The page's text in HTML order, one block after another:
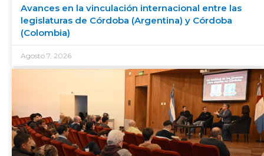
Avances en la vinculación internacional entre las
legislaturas de Córdoba (Argentina) y Córdoba
(Colombia)
Agosto 7, 2026